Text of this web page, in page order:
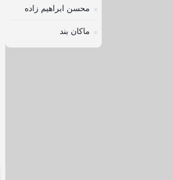
محسن ابراهیم زاده
ماکان بند